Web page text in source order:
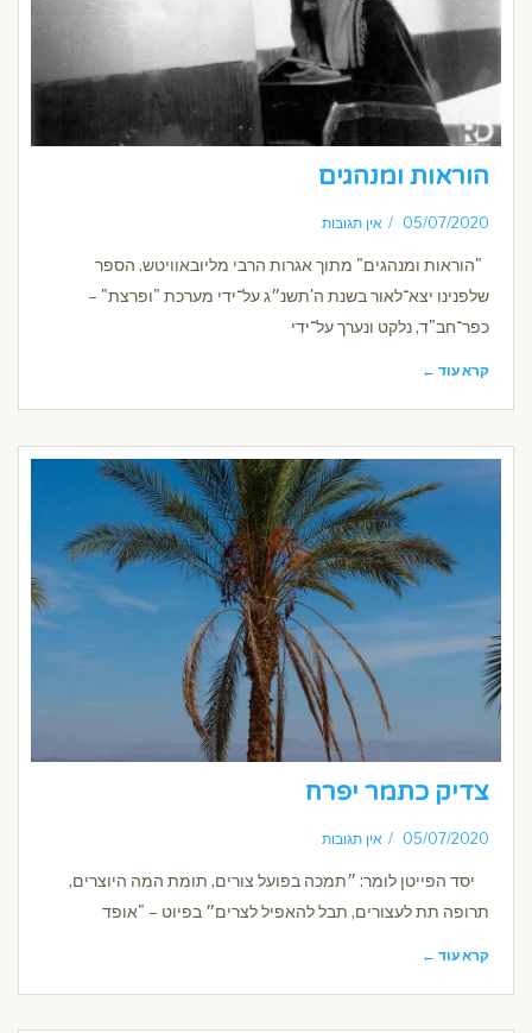
הוראות ומנהגים
05/07/2020 אין תגובות
"הוראות ומנהגים" מתוך אגרות הרבי מליובאוויטש. הספר
שלפנינו יצא־לאור בשנת ה'תשנ״ג על־ידי מערכת "ופרצת" –
כפר־חב"ד, נלקט ונערך על־ידי
קרא עוד ←
צדיק כתמר יפרח
05/07/2020 אין תגובות
יסד הפייטן לומר: ״תמכה בפועל צורים, תומת המה היוצרים,
תרופה תת לעצורים, תבל להאפיל לצרים״ בפיוט – "אופד
קרא עוד ←